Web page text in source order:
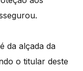
da alçada da
o titular deste